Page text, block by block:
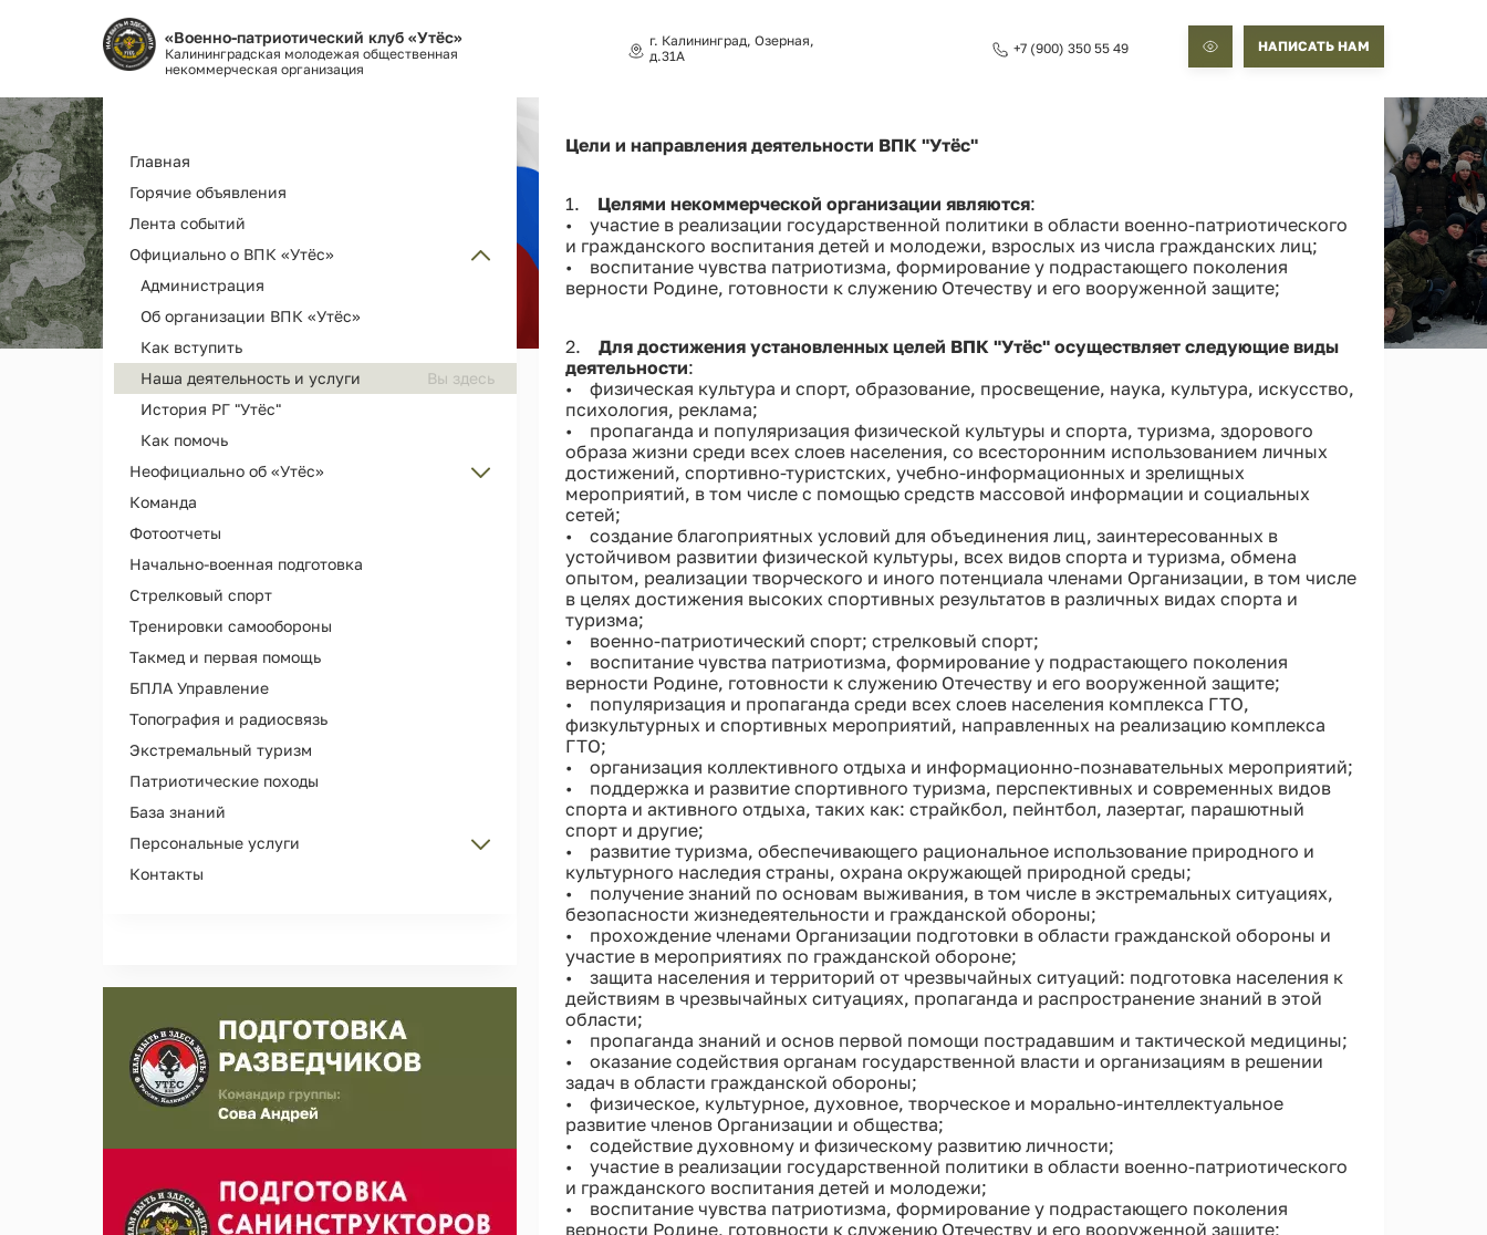
«Военно-патриотический клуб «Утёс»
Калининградская молодежая общественная
некоммерческая организация
г. Калининград, Озерная,
д.31А
+7 (900) 350 55 49 НАПИСАТЬ НАМ
Основная
навигация
Главная
Горячие объявления
Лента событий
Официально о ВПК «Утёс»
Администрация
Об организации ВПК «Утёс»
Как вступить
Наша деятельность и услуги
История РГ "Утёс"
Как помочь
Неофициально об «Утёс»
Наш клуб ВПК "Утёс"
Награды и дипломы
Наши выпускники
Мерч и сувениры
Видео
Библиотека клуба
Команда
Фотоотчеты
Начально-военная подготовка
Стрелковый спорт
Тренировки самообороны
Такмед и первая помощь
БПЛА Управление
Топография и радиосвязь
Экстремальный туризм
Патриотические походы
База знаний
Персональные услуги
Персональные тренировки
Контакты
Цели и направления деятельности ВПК "Утёс"
1. Целями некоммерческой организации являются:
• участие в реализации государственной политики в области военно-патриотического
и гражданского воспитания детей и молодежи, взрослых из числа гражданских лиц;
• воспитание чувства патриотизма, формирование у подрастающего поколения
верности Родине, готовности к служению Отечеству и его вооруженной защите;
2. Для достижения установленных целей ВПК "Утёс" осуществляет следующие виды
деятельности:
• физическая культура и спорт, образование, просвещение, наука, культура, искусство,
психология, реклама;
• пропаганда и популяризация физической культуры и спорта, туризма, здорового
образа жизни среди всех слоев населения, со всесторонним использованием личных
достижений, спортивно-туристских, учебно-информационных и зрелищных
мероприятий, в том числе с помощью средств массовой информации и социальных
сетей;
• создание благоприятных условий для объединения лиц, заинтересованных в
устойчивом развитии физической культуры, всех видов спорта и туризма, обмена
опытом, реализации творческого и иного потенциала членами Организации, в том числе
в целях достижения высоких спортивных результатов в различных видах спорта и
туризма;
• военно-патриотический спорт; стрелковый спорт;
• воспитание чувства патриотизма, формирование у подрастающего поколения
верности Родине, готовности к служению Отечеству и его вооруженной защите;
• популяризация и пропаганда среди всех слоев населения комплекса ГТО,
физкультурных и спортивных мероприятий, направленных на реализацию комплекса
ГТО;
• организация коллективного отдыха и информационно-познавательных мероприятий;
• поддержка и развитие спортивного туризма, перспективных и современных видов
спорта и активного отдыха, таких как: страйкбол, пейнтбол, лазертаг, парашютный
спорт и другие;
• развитие туризма, обеспечивающего рациональное использование природного и
культурного наследия страны, охрана окружающей природной среды;
• получение знаний по основам выживания, в том числе в экстремальных ситуациях,
безопасности жизнедеятельности и гражданской обороны;
• прохождение членами Организации подготовки в области гражданской обороны и
участие в мероприятиях по гражданской обороне;
• защита населения и территорий от чрезвычайных ситуаций: подготовка населения к
действиям в чрезвычайных ситуациях, пропаганда и распространение знаний в этой
области;
• пропаганда знаний и основ первой помощи пострадавшим и тактической медицины;
• оказание содействия органам государственной власти и организациям в решении
задач в области гражданской обороны;
• физическое, культурное, духовное, творческое и морально-интеллектуальное
развитие членов Организации и общества;
• содействие духовному и физическому развитию личности;
• участие в реализации государственной политики в области военно-патриотического
и гражданского воспитания детей и молодежи;
• воспитание чувства патриотизма, формирование у подрастающего поколения
верности Родине, готовности к служению Отечеству и его вооруженной защите;